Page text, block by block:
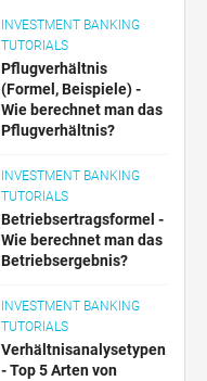
INVESTMENT BANKING
TUTORIALS
Pflugverhältnis
(Formel, Beispiele) -
Wie berechnet man das
Pflugverhältnis?
INVESTMENT BANKING
TUTORIALS
Betriebsertragsformel -
Wie berechnet man das
Betriebsergebnis?
INVESTMENT BANKING
TUTORIALS
Verhältnisanalysetypen
- Top 5 Arten von